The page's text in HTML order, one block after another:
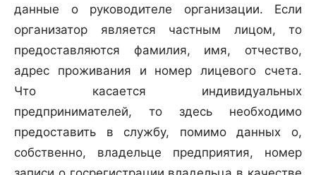
данные о руководителе организации. Если
организатор является частным лицом, то
предоставляются фамилия, имя, отчество,
адрес проживания и номер лицевого счета.
Что касается индивидуальных
предпринимателей, то здесь необходимо
предоставить в службу, помимо данных о,
собственно, владельце предприятия, номер